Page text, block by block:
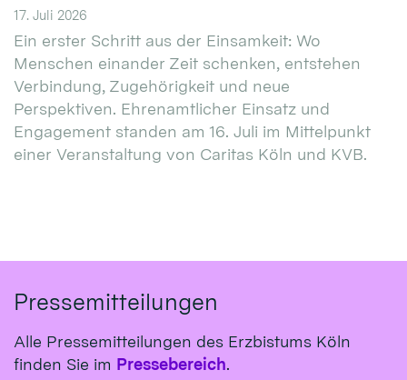
17. Juli 2026
Ein erster Schritt aus der Einsamkeit: Wo
Menschen einander Zeit schenken, entstehen
Verbindung, Zugehörigkeit und neue
Perspektiven. Ehrenamtlicher Einsatz und
Engagement standen am 16. Juli im Mittelpunkt
einer Veranstaltung von Caritas Köln und KVB.
Pressemitteilungen
Alle Pressemitteilungen des Erzbistums Köln
finden Sie im Pressebereich.